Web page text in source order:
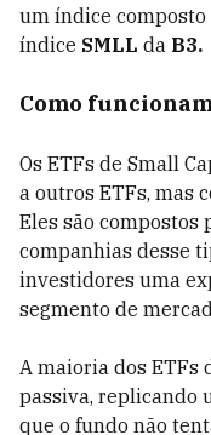
um índice composto
índice SMLL da B3.
Como
Os ETFs de Small
a outros ETFs, mas
Eles são compostos
companhias desse
investidores uma
segmento de
A maioria dos ETFs
passiva, replicando
que o fundo não